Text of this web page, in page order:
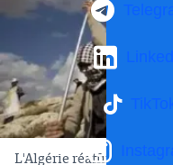
L'Algérie réaffirme sa